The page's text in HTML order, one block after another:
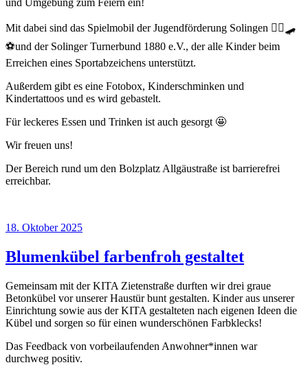
Mit dabei sind das Spielmobil der Jugendförderung Solingen 🤸‍♂️🛹
⚽️und der Solinger Turnerbund 1880 e.V., der alle Kinder beim
Erreichen eines Sportabzeichens unterstützt.
Außerdem gibt es eine Fotobox, Kinderschminken und
Kindertattoos und es wird gebastelt.
Für leckeres Essen und Trinken ist auch gesorgt 🤩
Wir freuen uns!
Der Bereich rund um den Bolzplatz Allgäustraße ist barrierefrei
erreichbar.
Veröffentlicht
18. Oktober 2025
Blumenkübel farbenfroh gestaltet
Gemeinsam mit der KITA Zietenstraße durften wir drei graue
Betonkübel vor unserer Haustür bunt gestalten. Kinder aus unserer
Einrichtung sowie aus der KITA gestalteten nach eigenen Ideen die
Kübel und sorgen so für einen wunderschönen Farbklecks!
Das Feedback von vorbeilaufenden Anwohner*innen war
durchweg positiv.